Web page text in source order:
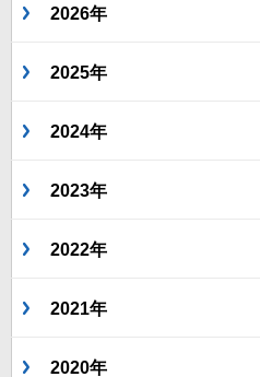
2026年
2025年
2024年
2023年
2022年
2021年
2020年